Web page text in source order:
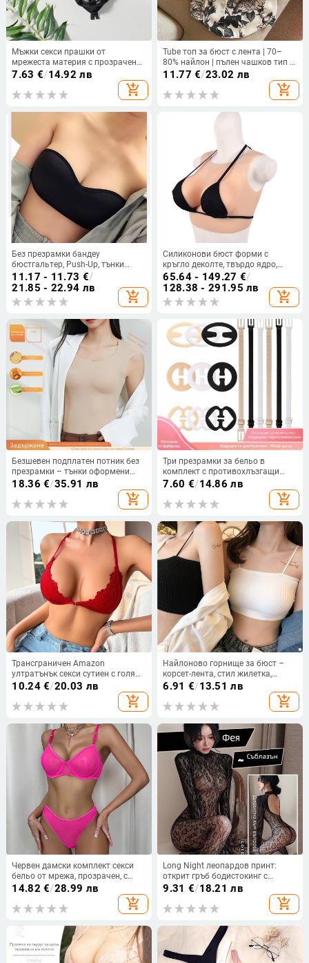
Мъжки секси прашки от
мрежеста материя с прозрачен
дизайн и открита зона
7.63 €/14.92 лв
add_shopping_cart
Tube топ за бюст с лента | 70–
80% найлон | пълен чашков тип |
тънък формован чашка |
11.77 €/23.02 лв
add_shopping_cart
Без презрамки бандеу
бюстгальтер, Push-Up, тънки
чашки, найлонова материя,
безшевен и дишащ дизайн
11.17 - 11.73 €/
21.85 - 22.94 лв
add_shopping_cart
Силиконови бюст форми с
кръгло деколте, твърдо ядро,
размери C/D/F, вмъкване за бюст
65.64 - 149.27 €/
128.38 - 291.95 лв
add_shopping_cart
Безшевен подплатен потник без
презрамки – тънки оформени
чашки, фиксирана чашка,
дължина до талията, нейлонова
материя, топъл и комфортен.
18.36 €/35.91 лв
add_shopping_cart
Три презрамки за бельо в
комплект с противохлъзгащи
катарами и невидими
7.60 €/14.86 лв
add_shopping_cart
Трансграничен Amazon
ултратънък секси сутиен с голям
размер, секси, секси бельо с
дантела, безшевен, красив гръб
10.24€/20.03 лв
add_shopping_cart
Найлоново горнище за бюст –
корсет-лента, стил жилетка,
чашка 3/4, тънък формован
модел, дишащо и безшевно
6.91 €/13.51 лв
add_shopping_cart
Червен дамски комплект секси
бельо от мрежа, прозрачен, с
банели, 2 части
14.82 €/28.99 лв
add_shopping_cart
Long Night леопардов принт:
открит гръб бодистокинг с
чорапи и мрежест дизайн –
9.31 €/18.21 лв
add_shopping_cart